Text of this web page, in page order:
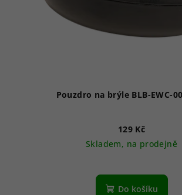
Pouzdro na brýle BLB-EWC-
129 Kč
Skladem, na prodejně
Do košíku